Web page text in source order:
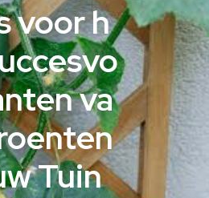
voor h
va
Tuin